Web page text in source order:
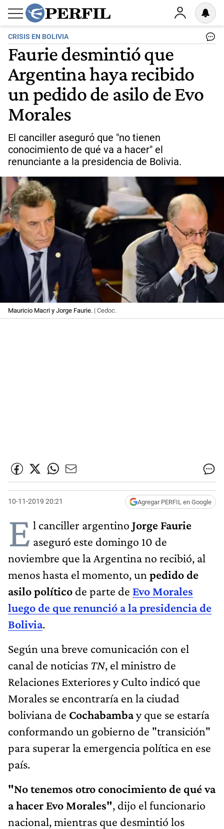
CRISIS EN BOLIVIA
Faurie desmintió que
Argentina haya recibido
un pedido de asilo de Evo
Morales
El canciller aseguró que "no tienen
conocimiento de qué va a hacer" el
renunciante a la presidencia de Bolivia.
Mauricio Macri y Jorge Faurie. | Cedoc.
10-11-2019 20:21 Agregar PERFIL en Google
E l canciller argentino Jorge Faurie
aseguró este domingo 10 de
noviembre que la Argentina no recibió, al
menos hasta el momento, un pedido de
asilo político de parte de Evo Morales
luego de que renunció a la presidencia de
Bolivia.
Según una breve comunicación con el
canal de noticias TN, el ministro de
Relaciones Exteriores y Culto indicó que
Morales se encontraría en la ciudad
boliviana de Cochabambay que se estaría
conformando un gobierno de "transición"
para superar la emergencia política en ese
país.
"No tenemos otro conocimiento de qué va
a hacer Evo Morales", dijo el funcionario
nacional, mientras que desmintió los